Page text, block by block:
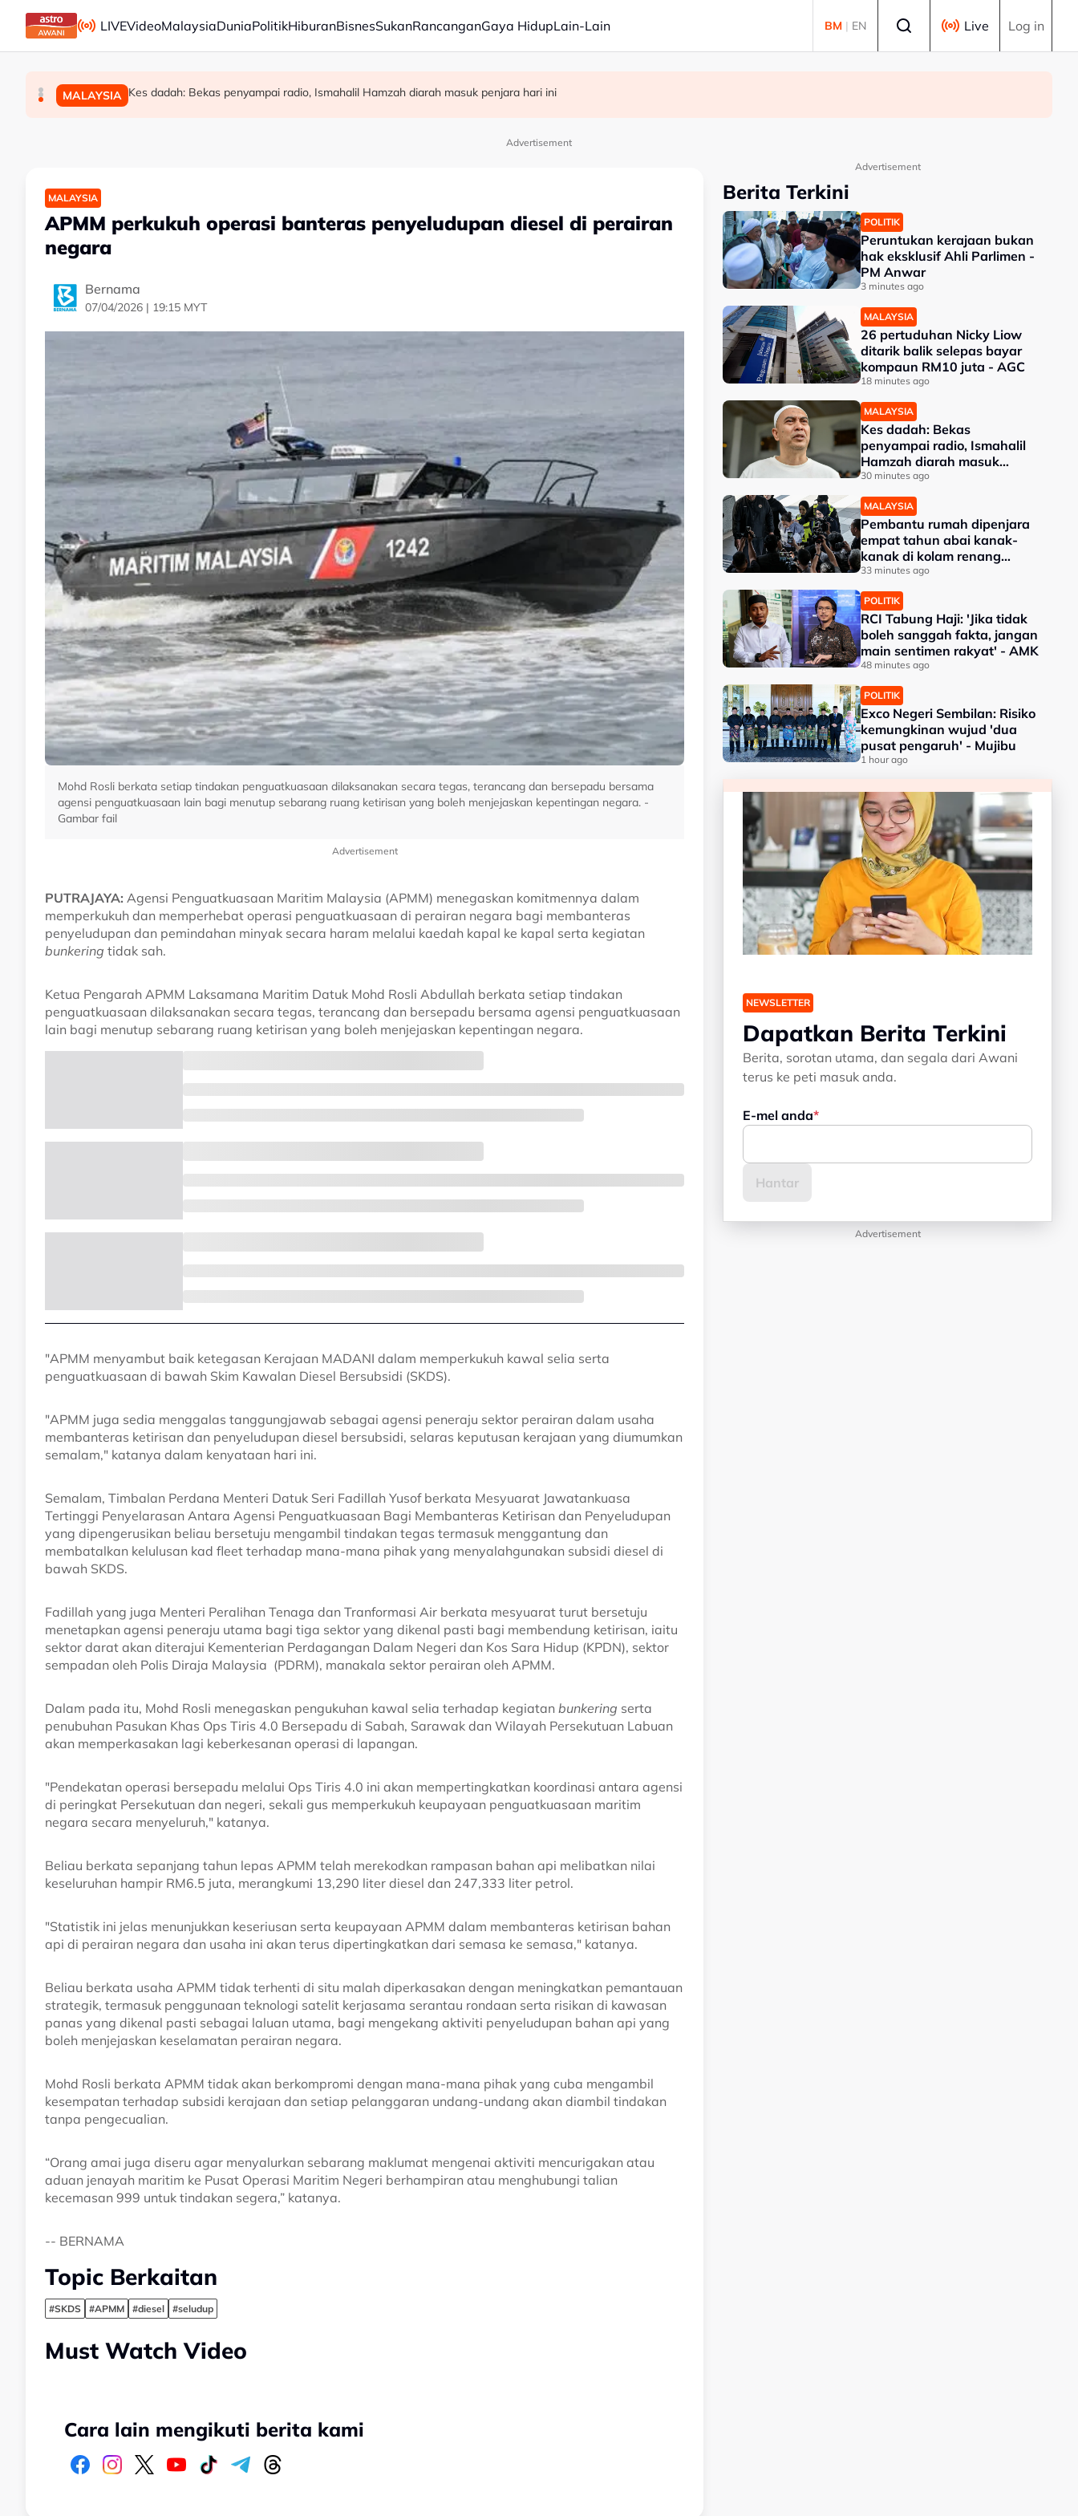
Skip to main content
LIVEVideoMalaysiaDuniaPolitikHiburanBisnesSukanRancanganGaya HidupLain-Lain BM | EN Live Log in
POLITIK Peruntukan kerajaan bukan hak eksklusif Ahli Parlimen - PM Anwar
MALAYSIA 26 pertuduhan Nicky Liow ditarik balik selepas bayar kompaun RM10 juta - AGC
MALAYSIA Kes dadah: Bekas penyampai radio, Ismahalil Hamzah diarah masuk penjara hari ini
Advertisement
MALAYSIA
APMM perkukuh operasi banteras penyeludupan diesel di perairan
negara
Bernama
07/04/2026 | 19:15 MYT
Mohd Rosli berkata setiap tindakan penguatkuasaan dilaksanakan secara tegas, terancang dan bersepadu bersama
agensi penguatkuasaan lain bagi menutup sebarang ruang ketirisan yang boleh menjejaskan kepentingan negara. -
Gambar fail
Advertisement
PUTRAJAYA: Agensi Penguatkuasaan Maritim Malaysia (APMM) menegaskan komitmennya dalam
memperkukuh dan memperhebat operasi penguatkuasaan di perairan negara bagi membanteras
penyeludupan dan pemindahan minyak secara haram melalui kaedah kapal ke kapal serta kegiatan
bunkering tidak sah.
Ketua Pengarah APMM Laksamana Maritim Datuk Mohd Rosli Abdullah berkata setiap tindakan
penguatkuasaan dilaksanakan secara tegas, terancang dan bersepadu bersama agensi penguatkuasaan
lain bagi menutup sebarang ruang ketirisan yang boleh menjejaskan kepentingan negara.
"APMM menyambut baik ketegasan Kerajaan MADANI dalam memperkukuh kawal selia serta
penguatkuasaan di bawah Skim Kawalan Diesel Bersubsidi (SKDS).
"APMM juga sedia menggalas tanggungjawab sebagai agensi peneraju sektor perairan dalam usaha
membanteras ketirisan dan penyeludupan diesel bersubsidi, selaras keputusan kerajaan yang diumumkan
semalam," katanya dalam kenyataan hari ini.
Semalam, Timbalan Perdana Menteri Datuk Seri Fadillah Yusof berkata Mesyuarat Jawatankuasa
Tertinggi Penyelarasan Antara Agensi Penguatkuasaan Bagi Membanteras Ketirisan dan Penyeludupan
yang dipengerusikan beliau bersetuju mengambil tindakan tegas termasuk menggantung dan
membatalkan kelulusan kad fleet terhadap mana-mana pihak yang menyalahgunakan subsidi diesel di
bawah SKDS.
Fadillah yang juga Menteri Peralihan Tenaga dan Tranformasi Air berkata mesyuarat turut bersetuju
menetapkan agensi peneraju utama bagi tiga sektor yang dikenal pasti bagi membendung ketirisan, iaitu
sektor darat akan diterajui Kementerian Perdagangan Dalam Negeri dan Kos Sara Hidup (KPDN), sektor
sempadan oleh Polis Diraja Malaysia (PDRM), manakala sektor perairan oleh APMM.
Dalam pada itu, Mohd Rosli menegaskan pengukuhan kawal selia terhadap kegiatan bunkering serta
penubuhan Pasukan Khas Ops Tiris 4.0 Bersepadu di Sabah, Sarawak dan Wilayah Persekutuan Labuan
akan memperkasakan lagi keberkesanan operasi di lapangan.
"Pendekatan operasi bersepadu melalui Ops Tiris 4.0 ini akan mempertingkatkan koordinasi antara agensi
di peringkat Persekutuan dan negeri, sekali gus memperkukuh keupayaan penguatkuasaan maritim
negara secara menyeluruh," katanya.
Beliau berkata sepanjang tahun lepas APMM telah merekodkan rampasan bahan api melibatkan nilai
keseluruhan hampir RM6.5 juta, merangkumi 13,290 liter diesel dan 247,333 liter petrol.
"Statistik ini jelas menunjukkan keseriusan serta keupayaan APMM dalam membanteras ketirisan bahan
api di perairan negara dan usaha ini akan terus dipertingkatkan dari semasa ke semasa," katanya.
Beliau berkata usaha APMM tidak terhenti di situ malah diperkasakan dengan meningkatkan pemantauan
strategik, termasuk penggunaan teknologi satelit kerjasama serantau rondaan serta risikan di kawasan
panas yang dikenal pasti sebagai laluan utama, bagi mengekang aktiviti penyeludupan bahan api yang
boleh menjejaskan keselamatan perairan negara.
Mohd Rosli berkata APMM tidak akan berkompromi dengan mana-mana pihak yang cuba mengambil
kesempatan terhadap subsidi kerajaan dan setiap pelanggaran undang-undang akan diambil tindakan
tanpa pengecualian.
“Orang amai juga diseru agar menyalurkan sebarang maklumat mengenai aktiviti mencurigakan atau
aduan jenayah maritim ke Pusat Operasi Maritim Negeri berhampiran atau menghubungi talian
kecemasan 999 untuk tindakan segera,” katanya.
-- BERNAMA
Topic Berkaitan
#SKDS #APMM #diesel #seludup
Must Watch Video
Cara lain mengikuti berita kami
Advertisement
Berita Terkini
POLITIK
Peruntukan kerajaan bukan
hak eksklusif Ahli Parlimen -
PM Anwar
3 minutes ago
MALAYSIA
26 pertuduhan Nicky Liow
ditarik balik selepas bayar
kompaun RM10 juta - AGC
18 minutes ago
MALAYSIA
Kes dadah: Bekas
penyampai radio, Ismahalil
Hamzah diarah masuk
penjara hari ini
30 minutes ago
MALAYSIA
Pembantu rumah dipenjara
empat tahun abai kanak-
kanak di kolam renang
hingga lemas
33 minutes ago
POLITIK
RCI Tabung Haji: 'Jika tidak
boleh sanggah fakta, jangan
main sentimen rakyat' - AMK
48 minutes ago
POLITIK
Exco Negeri Sembilan: Risiko
kemungkinan wujud 'dua
pusat pengaruh' - Mujibu
1 hour ago
NEWSLETTER
Dapatkan Berita Terkini
Berita, sorotan utama, dan segala dari Awani
terus ke peti masuk anda.
E-mel anda
Advertisement